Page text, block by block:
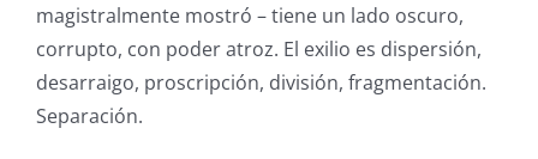
magistralmente mostró – tiene un lado oscuro,
corrupto, con poder atroz. El exilio es dispersión,
desarraigo, proscripción, división, fragmentación.
Separación.